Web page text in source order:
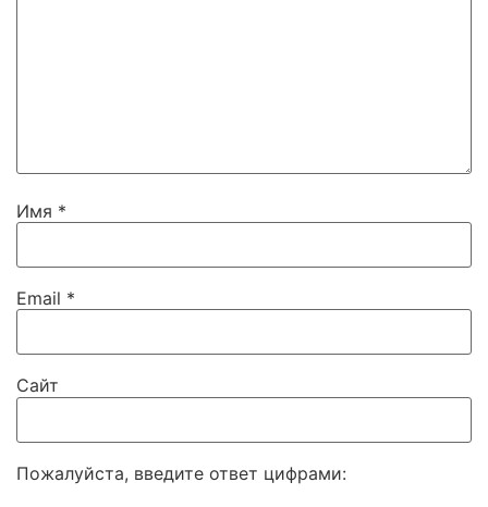
Имя *
Email *
Сайт
Пожалуйста, введите ответ цифрами: